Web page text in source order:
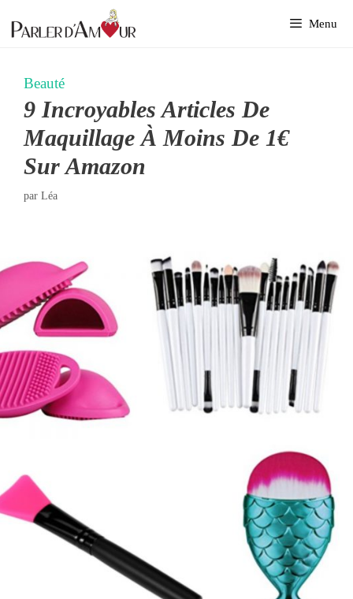
au
Menu
Beauté
9 Incroyables Articles De
Maquillage À Moins De 1€
Sur Amazon
par Léa